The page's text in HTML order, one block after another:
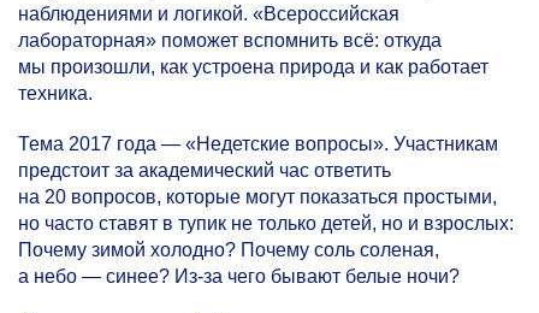
наблюдениями и логикой. «Всероссийская
лабораторная» поможет вспомнить всё: откуда
мы произошли, как устроена природа и как работает
техника.
Тема 2017 года — «Недетские вопросы». Участникам
предстоит за академический час ответить
на 20 вопросов, которые могут показаться простыми,
но часто ставят в тупик не только детей, но и взрослых:
Почему зимой холодно? Почему соль соленая,
а небо — синее? Из-за чего бывают белые ночи?